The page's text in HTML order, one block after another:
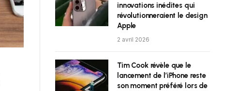
innovations inédites qui
révolutionneraient le design
Apple
2 avril 2026
Tim Cook révèle que le
lancement de l’iPhone reste
son moment préféré lors de